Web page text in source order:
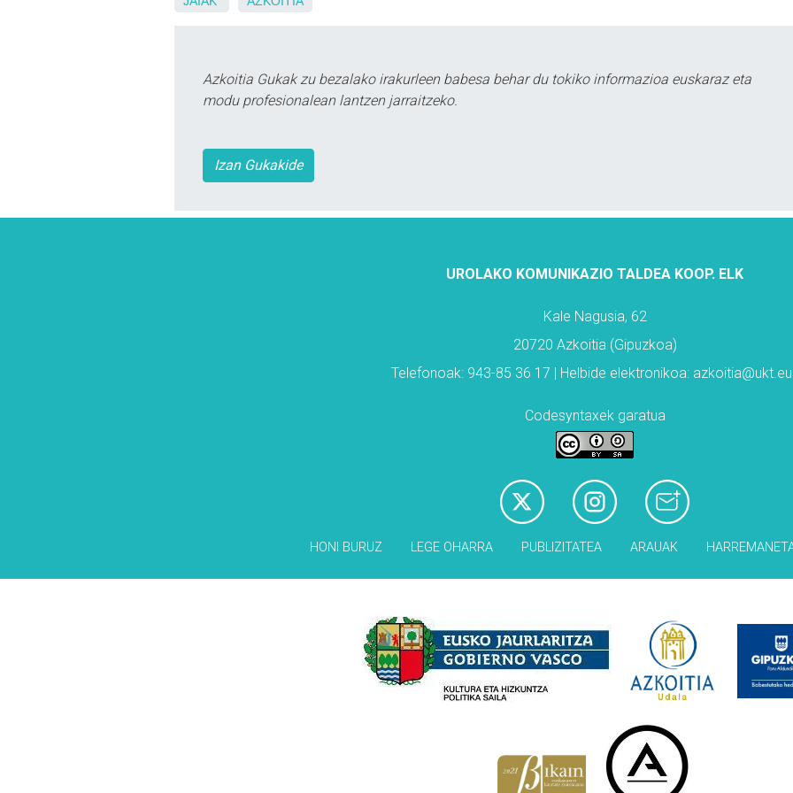
Azkoitia Gukak zu bezalako irakurleen babesa behar du tokiko informazioa euskaraz eta
modu profesionalean lantzen jarraitzeko.
Izan Gukakide
UROLAKO KOMUNIKAZIO TALDEA KOOP. ELK
Kale Nagusia, 62
20720 Azkoitia (Gipuzkoa)
Telefonoak: 943-85 36 17 | Helbide elektronikoa:
Codesyntaxek garatua
HONI BURUZ LEGE OHARRA PUBLIZITATEA ARAUAK